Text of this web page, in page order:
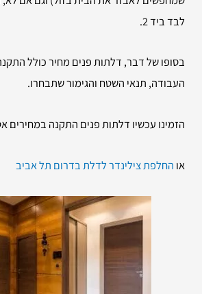
לבד ביד 2.
בסופו של דבר, דלתות פנים מחיר כולל
העבודה, תנאי השטח והגימור שתבחרו.
הזמינו עכשיו דלתות פנים התקנה במחירים
או החלפת צילינדר לדלת בדרום תל אביב